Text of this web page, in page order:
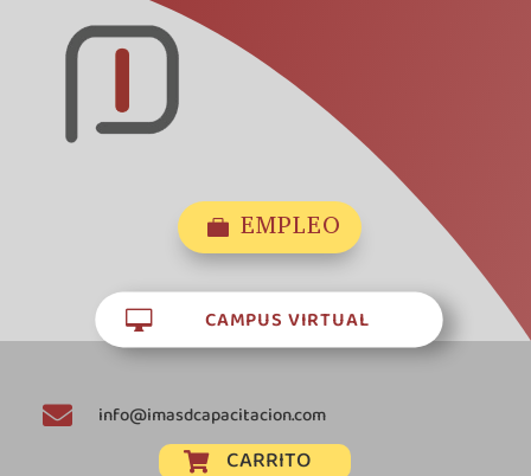
 EMPLEO
 CAMPUS VIRTUAL
 info@imasdcapacitacion.com
 CARRITO